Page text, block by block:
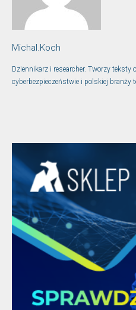
Michal.Koch
Dziennikarz i researcher. Tworzy
cyberbezpieczeństwie i polskiej branży